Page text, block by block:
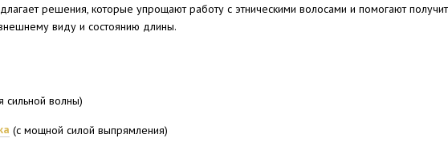
решения, которые упрощают работу с этническими волосами и помогают
виду и состоянию длины.
сильной волны)
(с мощной силой выпрямления)